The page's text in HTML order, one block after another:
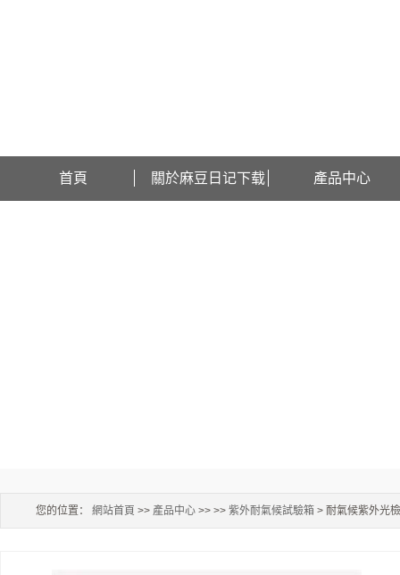
首頁 關於麻豆日记下载 產品中心
您的位置： 網站首頁 >> 產品中心 >> >> 紫外耐氣候試驗箱 > 耐氣候紫外光